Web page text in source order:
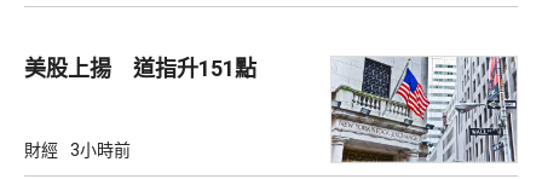
美股上揚 道指升151點
財經 3小時前